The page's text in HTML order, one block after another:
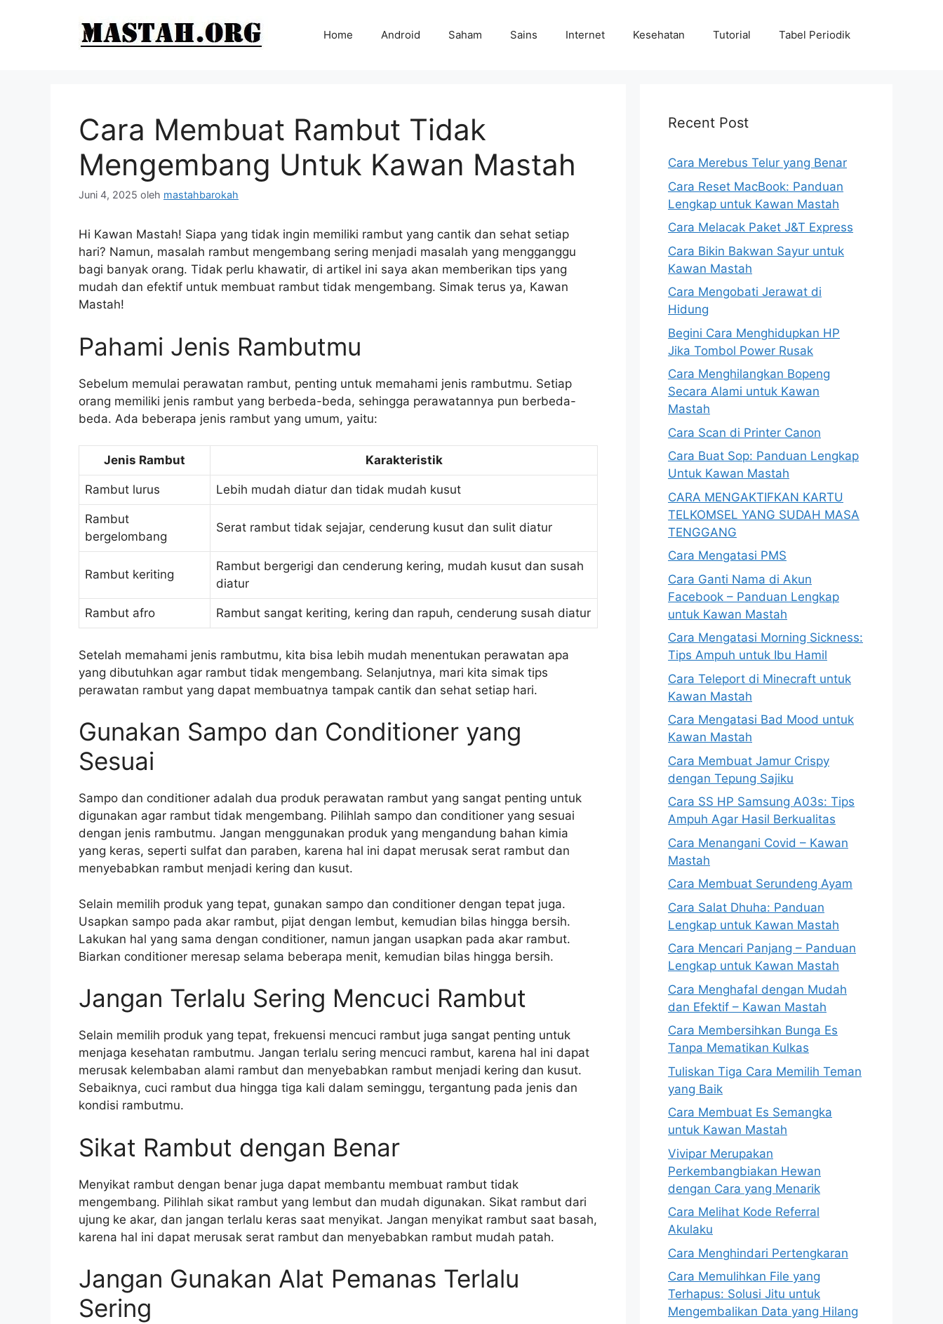
Home Android Saham Sains Internet Kesehatan Tutorial Tabel Periodik
Cara Membuat Rambut Tidak
Mengembang Untuk Kawan Mastah
Juni 4, 2025 oleh mastahbarokah
Hi Kawan Mastah! Siapa yang tidak ingin memiliki rambut yang cantik dan sehat setiap
hari? Namun, masalah rambut mengembang sering menjadi masalah yang mengganggu
bagi banyak orang. Tidak perlu khawatir, di artikel ini saya akan memberikan tips yang
mudah dan efektif untuk membuat rambut tidak mengembang. Simak terus ya, Kawan
Mastah!
Pahami Jenis Rambutmu
Sebelum memulai perawatan rambut, penting untuk memahami jenis rambutmu. Setiap
orang memiliki jenis rambut yang berbeda-beda, sehingga perawatannya pun berbeda-
beda. Ada beberapa jenis rambut yang umum, yaitu:
Jenis Rambut Karakteristik
Rambut lurus Lebih mudah diatur dan tidak mudah kusut
Rambut
bergelombang
Serat rambut tidak sejajar, cenderung kusut dan sulit diatur
Rambut keriting
Rambut bergerigi dan cenderung kering, mudah kusut dan susah
diatur
Rambut afro Rambut sangat keriting, kering dan rapuh, cenderung susah diatur
Setelah memahami jenis rambutmu, kita bisa lebih mudah menentukan perawatan apa
yang dibutuhkan agar rambut tidak mengembang. Selanjutnya, mari kita simak tips
perawatan rambut yang dapat membuatnya tampak cantik dan sehat setiap hari.
Gunakan Sampo dan Conditioner yang
Sesuai
Sampo dan conditioner adalah dua produk perawatan rambut yang sangat penting untuk
digunakan agar rambut tidak mengembang. Pilihlah sampo dan conditioner yang sesuai
dengan jenis rambutmu. Jangan menggunakan produk yang mengandung bahan kimia
yang keras, seperti sulfat dan paraben, karena hal ini dapat merusak serat rambut dan
menyebabkan rambut menjadi kering dan kusut.
Selain memilih produk yang tepat, gunakan sampo dan conditioner dengan tepat juga.
Usapkan sampo pada akar rambut, pijat dengan lembut, kemudian bilas hingga bersih.
Lakukan hal yang sama dengan conditioner, namun jangan usapkan pada akar rambut.
Biarkan conditioner meresap selama beberapa menit, kemudian bilas hingga bersih.
Jangan Terlalu Sering Mencuci Rambut
Selain memilih produk yang tepat, frekuensi mencuci rambut juga sangat penting untuk
menjaga kesehatan rambutmu. Jangan terlalu sering mencuci rambut, karena hal ini dapat
merusak kelembaban alami rambut dan menyebabkan rambut menjadi kering dan kusut.
Sebaiknya, cuci rambut dua hingga tiga kali dalam seminggu, tergantung pada jenis dan
kondisi rambutmu.
Sikat Rambut dengan Benar
Menyikat rambut dengan benar juga dapat membantu membuat rambut tidak
mengembang. Pilihlah sikat rambut yang lembut dan mudah digunakan. Sikat rambut dari
ujung ke akar, dan jangan terlalu keras saat menyikat. Jangan menyikat rambut saat basah,
karena hal ini dapat merusak serat rambut dan menyebabkan rambut mudah patah.
Jangan Gunakan Alat Pemanas Terlalu
Sering
Recent Post
Cara Merebus Telur yang Benar
Cara Reset MacBook: Panduan
Lengkap untuk Kawan Mastah
Cara Melacak Paket J&T Express
Cara Bikin Bakwan Sayur untuk
Kawan Mastah
Cara Mengobati Jerawat di
Hidung
Begini Cara Menghidupkan HP
Jika Tombol Power Rusak
Cara Menghilangkan Bopeng
Secara Alami untuk Kawan
Mastah
Cara Scan di Printer Canon
Cara Buat Sop: Panduan Lengkap
Untuk Kawan Mastah
CARA MENGAKTIFKAN KARTU
TELKOMSEL YANG SUDAH MASA
TENGGANG
Cara Mengatasi PMS
Cara Ganti Nama di Akun
Facebook – Panduan Lengkap
untuk Kawan Mastah
Cara Mengatasi Morning Sickness:
Tips Ampuh untuk Ibu Hamil
Cara Teleport di Minecraft untuk
Kawan Mastah
Cara Mengatasi Bad Mood untuk
Kawan Mastah
Cara Membuat Jamur Crispy
dengan Tepung Sajiku
Cara SS HP Samsung A03s: Tips
Ampuh Agar Hasil Berkualitas
Cara Menangani Covid – Kawan
Mastah
Cara Membuat Serundeng Ayam
Cara Salat Dhuha: Panduan
Lengkap untuk Kawan Mastah
Cara Mencari Panjang – Panduan
Lengkap untuk Kawan Mastah
Cara Menghafal dengan Mudah
dan Efektif – Kawan Mastah
Cara Membersihkan Bunga Es
Tanpa Mematikan Kulkas
Tuliskan Tiga Cara Memilih Teman
yang Baik
Cara Membuat Es Semangka
untuk Kawan Mastah
Vivipar Merupakan
Perkembangbiakan Hewan
dengan Cara yang Menarik
Cara Melihat Kode Referral
Akulaku
Cara Menghindari Pertengkaran
Cara Memulihkan File yang
Terhapus: Solusi Jitu untuk
Mengembalikan Data yang Hilang